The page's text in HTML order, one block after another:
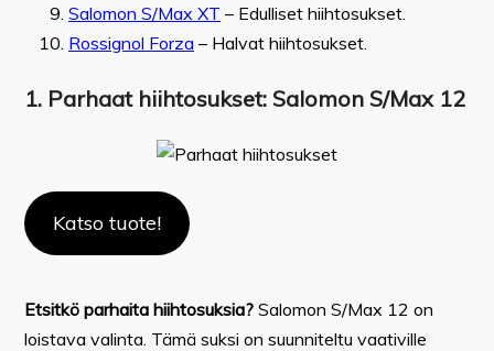
Salomon S/Max XT – Edulliset hiihtosukset.
Rossignol Forza – Halvat hiihtosukset.
1. Parhaat hiihtosukset: Salomon S/Max 12
Katso tuote!
Etsitkö parhaita hiihtosuksia? Salomon S/Max 12 on
loistava valinta. Tämä suksi on suunniteltu vaativille